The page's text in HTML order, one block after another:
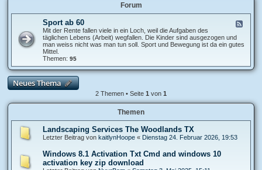
Forum
p
o
b
Sport ab 60
Mit der Rente fallen viele in ein Loch, weil die Aufgaben des
täglichen Lebens (Arbeit) wegfallen. Die Kinder sind ausgezogen und
man weiss nicht was man tun soll. Sport und Bewegung ist da ein gutes
Mittel.
Themen: 95
Neues Thema
2 Themen • Seite 1 von 1
Themen
Landscaping Services The Woodlands TX
Letzter Beitrag von kaitlynHoope « Dienstag 24. Februar 2026, 19:53
Windows 8.1 Activation Txt Cmd and windows 10
activation key zip download